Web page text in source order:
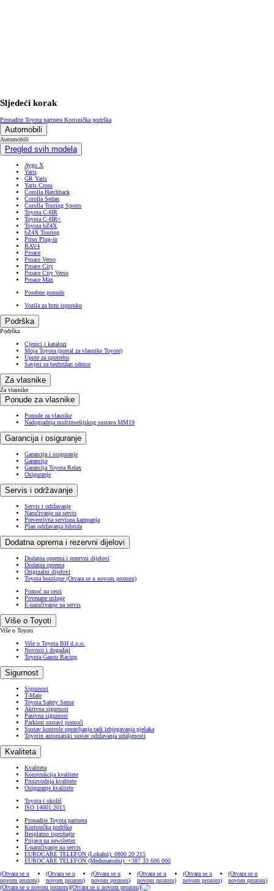
Sljedeći korak
Pronađite Toyota partnera Korisnička podrška
Automobili
Automobili
Pregled svih modela
Aygo X
Yaris
GR Yaris
Yaris Cross
Corolla Hatchback
Corolla Sedan
Corolla Touring Sports
Toyota C-HR
Toyota C-HR+
Toyota bZ4X
bZ4X Touring
Prius Plug-in
RAV4
Proace
Proace Verso
Proace City
Proace City Verso
Proace Max
Posebne ponude
Vozila za brzu isporuku
Podrška
Podrška
Cjenici i katalozi
Moja Toyota (portal za vlasnike Toyote)
Upute za upotrebu
Savjeti za bezbrižan odmor
Za vlasnike
Za vlasnike
Ponude za vlasnike
Ponude za vlasnike
Nadogradnja multimedijskog sustava MM19
Garancija i osiguranje
Garancija i osiguranje
Garancija
Garancija Toyota Relax
Osiguranje
Servis i održavanje
Servis i održavanje
Naručivanje na servis
Preventivna servisna kampanja
Plan održavanja hibrida
Dodatna oprema i rezervni dijelovi
Dodatna oprema i rezervni dijelovi
Dodatna oprema
Originalni dijelovi
Toyota boutique (Otvara se u novom prozoru)
Pomoć na cesti
Povezane usluge
E-naručivanje na servis
Više o Toyoti
Više o Toyoti
Više o Toyota BH d.o.o.
Novosti i događaji
Toyota Gazoo Racing
Sigurnost
Sigurnost
T-Mate
Toyota Safety Sense
Aktivna sigurnost
Pasivna sigurnost
Parkirni sustavi pomoći
Sustav kontrole upravljanja radi izbjegavanja pješaka
Toyotin automatski sustav održavanja udaljenosti
Kvaliteta
Kvaliteta
Konstrukcija kvalitete
Proizvodnja kvalitete
Osiguranje kvalitete
Toyota i okoliš
ISO 14001:2015
Pronađite Toyota partnera
Korisnička podrška
Besplatno isprobajte
Prijava na newsletter
E-naručivanje na servis
EUROCARE TELEFON (Lokalni): 0800 20 215
EUROCARE TELEFON (Međunarodni): +387 33 606 000
(Otvara se u
novom prozoru)
(Otvara se u
novom prozoru)
(Otvara se u
novom prozoru)
(Otvara se u
novom prozoru)
(Otvara se u
novom prozoru)
(Otvara se u
novom prozoru)
(Otvara se u novom prozoru)(Otvara se u novom prozoru)